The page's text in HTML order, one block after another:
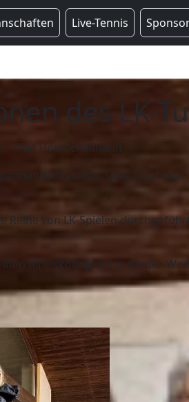
Live-Tennis
des LK-
- Olaf Hoerschelmann
Matches, viele
von LK-Spielen
Alterskollegen aus Nieder-